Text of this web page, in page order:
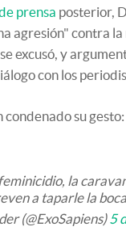
prensa posterior,
agresión" contra
excusó, y
con los
su gesto:
la
a taparle la
(@ExoSapiens)5